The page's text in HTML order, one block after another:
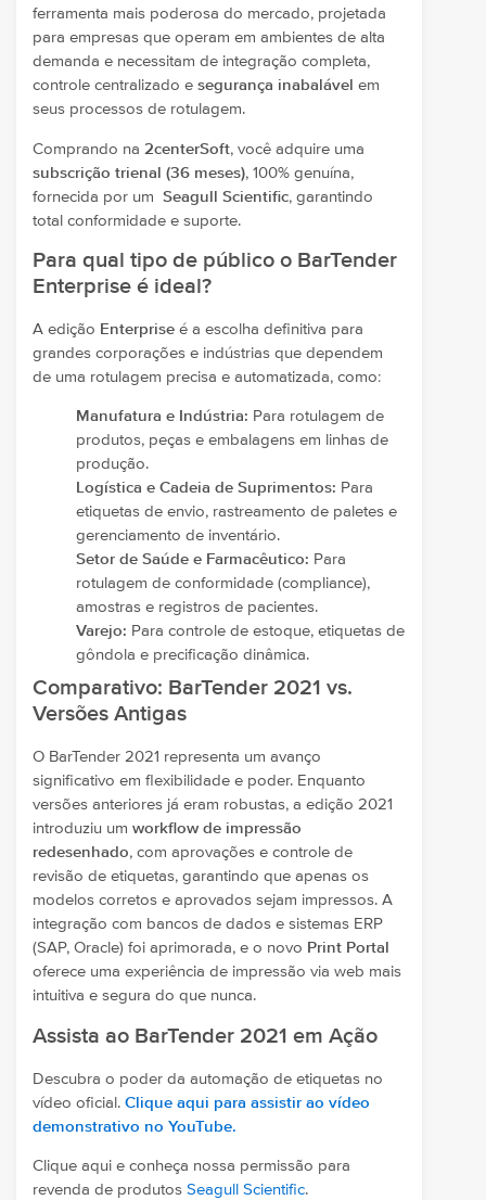
ferramenta mais poderosa do mercado, projetada
para empresas que operam em ambientes de alta
demanda e necessitam de integração completa,
controle centralizado e segurança inabalável em
seus processos de rotulagem.
Comprando na 2centerSoft, você adquire uma
subscrição trienal (36 meses), 100% genuína,
fornecida por um Seagull Scientific, garantindo
total conformidade e suporte.
Para qual tipo de público o BarTender
Enterprise é ideal?
A edição Enterprise é a escolha definitiva para
grandes corporações e indústrias que dependem
de uma rotulagem precisa e automatizada, como:
Manufatura e Indústria: Para rotulagem de
produtos, peças e embalagens em linhas de
produção.
Logística e Cadeia de Suprimentos: Para
etiquetas de envio, rastreamento de paletes e
gerenciamento de inventário.
Setor de Saúde e Farmacêutico: Para
rotulagem de conformidade (compliance),
amostras e registros de pacientes.
Varejo: Para controle de estoque, etiquetas de
gôndola e precificação dinâmica.
Comparativo: BarTender 2021 vs.
Versões Antigas
O BarTender 2021 representa um avanço
significativo em flexibilidade e poder. Enquanto
versões anteriores já eram robustas, a edição 2021
introduziu um workflow de impressão
redesenhado, com aprovações e controle de
revisão de etiquetas, garantindo que apenas os
modelos corretos e aprovados sejam impressos. A
integração com bancos de dados e sistemas ERP
(SAP, Oracle) foi aprimorada, e o novo Print Portal
oferece uma experiência de impressão via web mais
intuitiva e segura do que nunca.
Assista ao BarTender 2021 em Ação
Descubra o poder da automação de etiquetas no
vídeo oficial. Clique aqui para assistir ao vídeo
demonstrativo no YouTube.
Clique aqui e conheça nossa permissão para
revenda de produtos Seagull Scientific.